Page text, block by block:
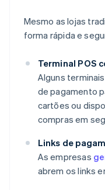
Mesmo as lojas
forma rápida e
Terminal POS
Alguns
de pagamento
cartões ou
compras em
Links de
As empresas
abrem os links